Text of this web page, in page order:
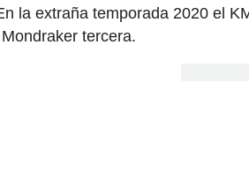
la extraña temporada 2020 el
tercera.